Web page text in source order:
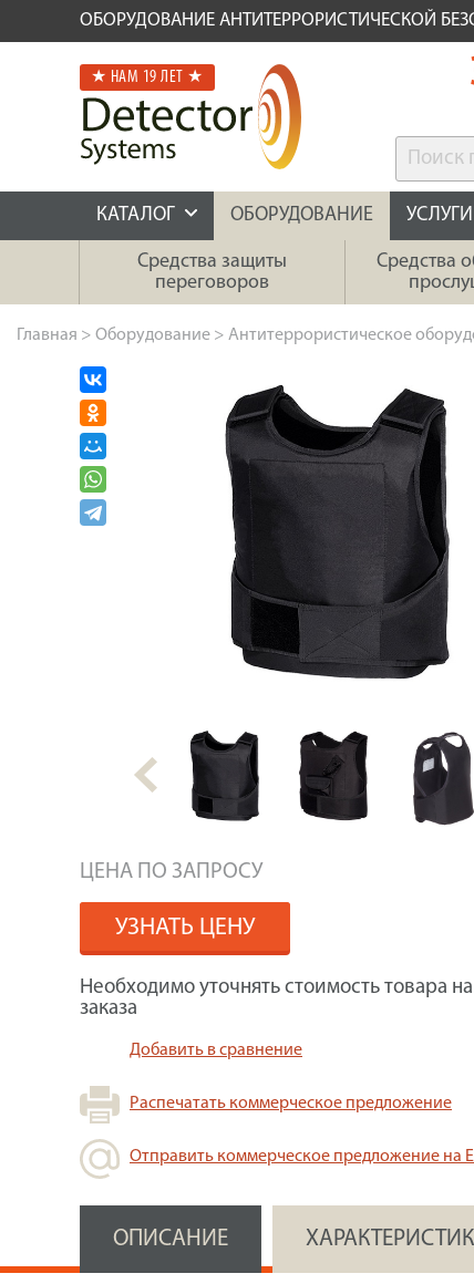
ОБОРУДОВАНИЕ АНТИТЕРРОРИСТИЧЕСКОЙ
★ НАМ 19 ЛЕТ ★
КАТАЛОГ ОБОРУДОВАНИЕ УСЛУГИ
Средства защиты
переговоров
Средства
Главная > Оборудование > Антитеррористическое
ЦЕНА ПО ЗАПРОСУ
УЗНАТЬ ЦЕНУ
Необходимо уточнять стоимость товара
заказа
Добавить в сравнение
Распечатать коммерческое предложение
Отправить коммерческое предложение на
ОПИСАНИЕ